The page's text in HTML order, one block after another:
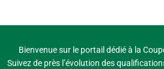
Bienvenue sur le portail dédié à la
Suivez de près l’évolution des